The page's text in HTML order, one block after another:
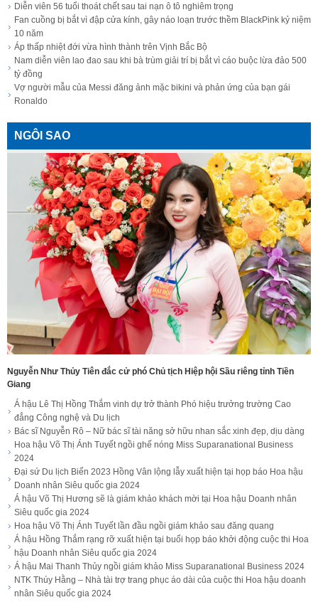
Diễn viên 56 tuổi thoát chết sau tai nạn ô tô nghiêm trọng
Fan cuồng bị bắt vì đập cửa kính, gây náo loạn trước thềm BlackPink kỷ niệm
10 năm
Áp thấp nhiệt đới vừa hình thành trên Vịnh Bắc Bộ
Nam diễn viên lao đao sau khi bà trùm giải trí bị bắt vì cáo buộc lừa đảo 500
tỷ đồng
Vợ người mẫu của Messi đăng ảnh mặc bikini và phản ứng của bạn gái
Ronaldo
NGÔI SAO
Nguyễn Như Thủy Tiên đắc cử phó Chủ tịch Hiệp hội Sầu riêng tỉnh Tiền
Giang
Á hậu Lê Thị Hồng Thắm vinh dự trở thành Phó hiệu trưởng trường Cao
đẳng Công nghệ và Du lịch
Bác sĩ Nguyễn Rô – Nữ bác sĩ tài năng sở hữu nhan sắc xinh đẹp, dịu dàng
Hoa hậu Võ Thị Ánh Tuyết ngồi ghế nóng Miss Suparanational Business
2024
Đại sứ Du lịch Biển 2023 Hồng Vân lộng lẫy xuất hiện tại họp báo Hoa hậu
Doanh nhân Siêu quốc gia 2024
Á hậu Võ Thị Hương sẽ là giám khảo khách mời tại Hoa hậu Doanh nhân
Siêu quốc gia 2024
Hoa hậu Võ Thị Ánh Tuyết lần đầu ngồi giám khảo sau đăng quang
Á hậu Hồng Thắm rạng rỡ xuất hiện tại buổi họp báo khởi động cuộc thi Hoa
hậu Doanh nhân Siêu quốc gia 2024
Á hậu Mai Thanh Thủy ngồi giám khảo Miss Suparanational Business 2024
NTK Thúy Hằng – Nhà tài trợ trang phục áo dài của cuộc thi Hoa hậu doanh
nhân Siêu quốc gia 2024